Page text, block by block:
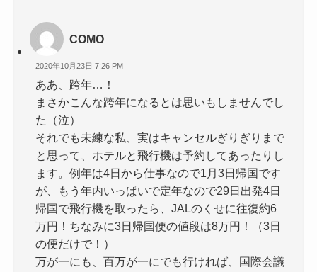
COMO
2020年10月23日 7:26 PM
ああ、跨年…！
まさかこんな跨年になるとは思いもしませんでし
た（泣）
それでも未練な私、実はキャンセルぎりぎりまで
と思って、ホテルと飛行機は予約してあったりし
ます。例年は4日から仕事なので1月3日帰国です
が、もう年内いっぱいで定年なので29日出発4日
帰国で飛行機を取ったら、JALのくせに往復約6
万円！ちなみに3日帰国便の値段は8万円！（3日
の便だけで！）
万が一にも、百万が一にでも行ければ、国際会議